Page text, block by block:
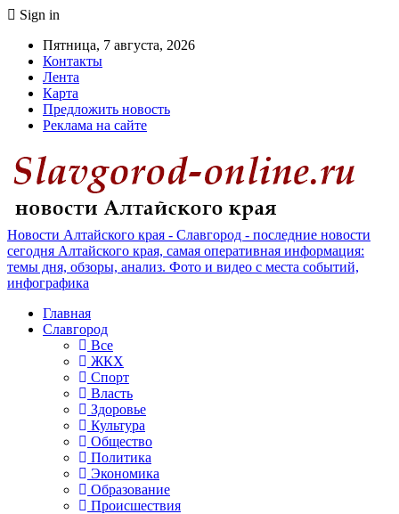
Sign in
Пятница, 7 августа, 2026
Контакты
Лента
Карта
Предложить новость
Реклама на сайте
Новости Алтайского края - Славгород - последние новости
сегодня Алтайского края, самая оперативная информация:
темы дня, обзоры, анализ. Фото и видео с места событий,
инфографика
Главная
Славгород
Все
ЖКХ
Спорт
Власть
Здоровье
Культура
Общество
Политика
Экономика
Образование
Происшествия